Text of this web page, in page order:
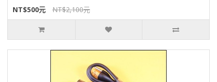
NT$500元
NT$2,100元